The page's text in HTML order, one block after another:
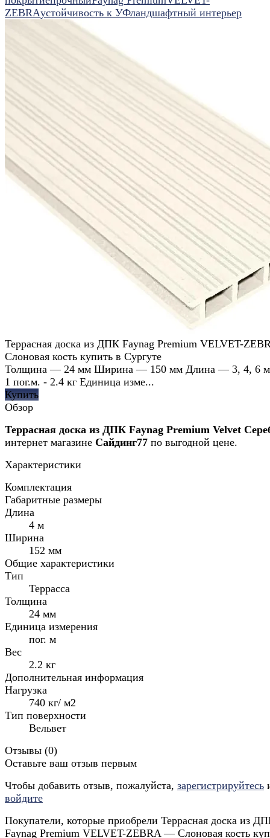
ZEBRAустойчивость к УФландшафтный интерьер
Террасная доска из ДПК Faynag Premium VELVET-
Слоновая кость купить в Сургуте
Толщина — 24 мм Ширина — 150 мм Длина — 3, 4, 6
1 пог.м. - 2.4 кг Единица изме...
Купить
Обзор
Террасная доска из ДПК Faynag Premium Velvet
интернет магазине Сайдинг77 по выгодной цене.
Характеристики
Комплектация
Габаритные размеры
Длина
4 м
Ширина
152 мм
Общие характеристики
Тип
Террасса
Толщина
24 мм
Единица измерения
пог. м
Вес
2.2 кг
Дополнительная информация
Нагрузка
740 кг/ м2
Тип поверхности
Вельвет
Отзывы (0)
Оставьте ваш отзыв первым
Чтобы добавить отзыв, пожалуйста, зарегистрируйтесь
войдите
Покупатели, которые приобрели Террасная доска из
Faynag Premium VELVET-ZEBRA — Слоновая кость